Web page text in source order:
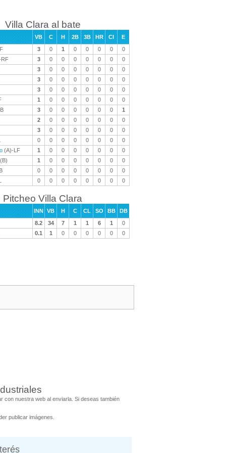
Villa Clara al bate
VB C H 2B 3B HR CI
E
3 0 1 0 0 0 0
0
RF 3 0 0 0 0 0 0
0
3 0 0 0 0 0 0
0
3 0 0 0 0 0 0
0
3 0 0 0 0 0 0
0
1 0 0 0 0 0 0
0
3 0 0 0 0 0 0
1
2 0 0 0 0 0 0
0
3 0 0 0 0 0 0
0
0 0 0 0 0 0 0
0
(A)-LF 1 0 0 0 0 0 0
0
(B) 1 0 0 0 0 0 0
0
0 0 0 0 0 0 0
0
0 0 0 0 0 0 0 0
Pitcheo Villa Clara
INN VB H C CL SO BB
DB
8.2 34 7 1 1 6 1
0
0.1 1 0 0 0 0 0 0
con nuestra web al enviarla. Si deseas también
publicar imágenes.